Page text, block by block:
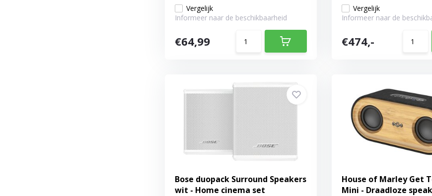
Vergelijk
Informeer naar de beschikbaarheid
€64,99
Vergelijk
Informeer naar de
€474,-
Bose duopack Surround Speakers
wit - Home cinema set
House of Marley Get
Mini - Draadloze